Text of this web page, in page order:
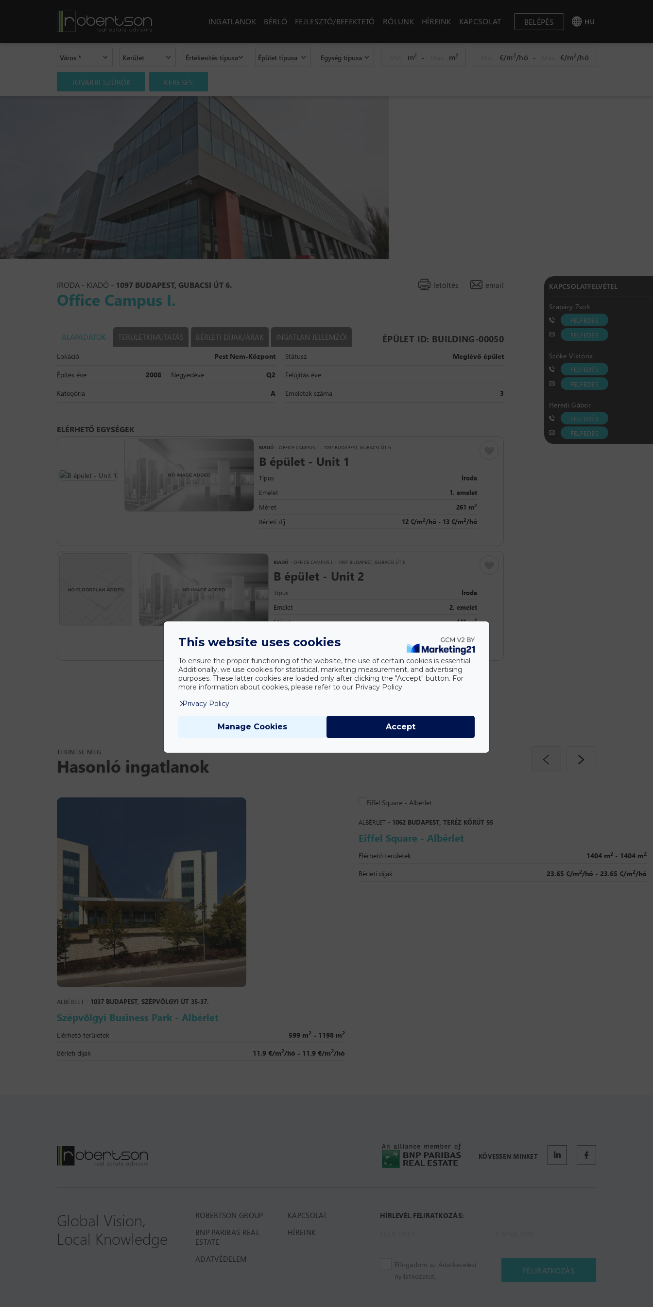
INGATLANOK BÉRLŐ FEJLESZTŐ/BEFEKTETŐ RÓLUNK HÍREINK KAPCSOLAT BELÉPÉS HU
Város * Kerület Értékesítés típusa Épület típusa Egység típusa m2 - m2 €/m2/hó - €/m2/hó
TOVÁBBI SZŰRŐK KERESÉS
KAPCSOLATFELVÉTEL
Szapáry Zsolt
FELFEDÉS
FELFEDÉS
Szőke Viktória
FELFEDÉS
FELFEDÉS
Herédi Gábor
FELFEDÉS
FELFEDÉS
IRODA - KIADÓ - 1097 BUDAPEST, GUBACSI ÚT 6.
Office Campus I.
letöltés email
ÉPÜLET ID: BUILDING-00050
ALAPADATOK TERÜLETKIMUTATÁS BÉRLETI DÍJAK/ÁRAK INGATLAN JELLEMZŐI
Lokáció Pest Nem-Központ Státusz
Meglévő épület
Építés éve
2008 Negyedéve Q2
Felújítás éve
Kategória
A Emeletek száma 3
ELÉRHETŐ EGYSÉGEK
KIADÓ - OFFICE CAMPUS I. - 1097 BUDAPEST, GUBACSI ÚT 6.
B épület - Unit 1
Típus Iroda
Emelet 1. emelet
Méret 261 m2
Bérleti díj 12 €/m2/hó - 13 €/m2/hó
KIADÓ - OFFICE CAMPUS I. - 1097 BUDAPEST, GUBACSI ÚT 6.
B épület - Unit 2
Típus Iroda
Emelet 2. emelet
Méret 441 m2
/hó - 13 €/m /hó
TEKINTSE MEG
Hasonló ingatlanok
ALBÉRLET - 1037 BUDAPEST, SZÉPVÖLGYI ÚT 35-37.
Szépvölgyi Business Park - Albérlet
Elérhető területek 599 m2 - 1198 m2
Bérleti díjak 11.9 €/m2/hó - 11.9 €/m2/hó
ALBÉRLET - 1062 BUDAPEST, TERÉZ KÖRÚT 55
Eiffel Square - Albérlet
Elérhető területek 1404 m2 - 1404 m2
Bérleti díjak 23.65 €/m2/hó - 23.65 €/m2/hó
KÖVESSEN MINKET
Global Vision,
Local Knowledge
ROBERTSON GROUP
BNP PARIBAS REAL
ESTATE
ADATVÉDELEM
KAPCSOLAT
HÍREINK
HÍRLEVÉL FELIRATKOZÁS:
Elfogadom az Adatkezelési
nyilatkozatot.
FELIRATKOZÁS
This website uses cookies
To ensure the proper functioning of the website, the use of certain cookies is essential.
Additionally, we use cookies for statistical, marketing measurement, and advertising
purposes. These latter cookies are loaded only after clicking the "Accept" button. For
more information about cookies, please refer to our Privacy Policy.
Privacy Policy
Manage Cookies Accept